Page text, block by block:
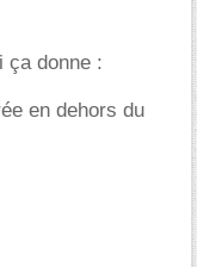
ça donne :
en dehors du